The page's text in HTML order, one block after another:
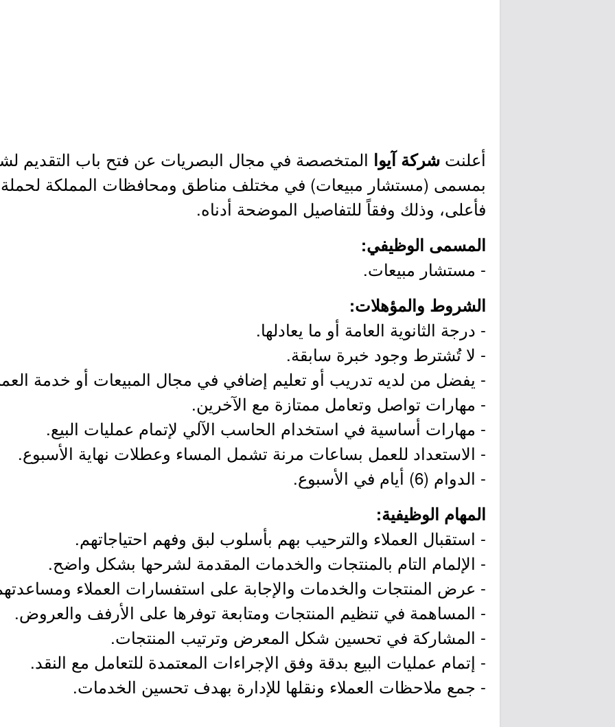
أعلنت شركة آيوا المتخصصة في مجال البصريات عن فتح باب التقديم
بمسمى (مستشار مبيعات) في مختلف مناطق ومحافظات المملكة لحملة
فأعلى، وذلك وفقاً للتفاصيل الموضحة أدناه.
المسمى الوظيفي:
- مستشار مبيعات.
الشروط والمؤهلات:
- درجة الثانوية العامة أو ما يعادلها.
- لا تُشترط وجود خبرة سابقة.
- يفضل من لديه تدريب أو تعليم إضافي في مجال المبيعات أو خدمة
- مهارات تواصل وتعامل ممتازة مع الآخرين.
- مهارات أساسية في استخدام الحاسب الآلي لإتمام عمليات البيع.
- الاستعداد للعمل بساعات مرنة تشمل المساء وعطلات نهاية الأسبوع.
- الدوام (6) أيام في الأسبوع.
المهام الوظيفية:
- استقبال العملاء والترحيب بهم بأسلوب لبق وفهم احتياجاتهم.
- الإلمام التام بالمنتجات والخدمات المقدمة لشرحها بشكل واضح.
- عرض المنتجات والخدمات والإجابة على استفسارات العملاء
- المساهمة في تنظيم المنتجات ومتابعة توفرها على الأرفف والعروض.
- المشاركة في تحسين شكل المعرض وترتيب المنتجات.
- إتمام عمليات البيع بدقة وفق الإجراءات المعتمدة للتعامل مع النقد.
- جمع ملاحظات العملاء ونقلها للإدارة بهدف تحسين الخدمات.